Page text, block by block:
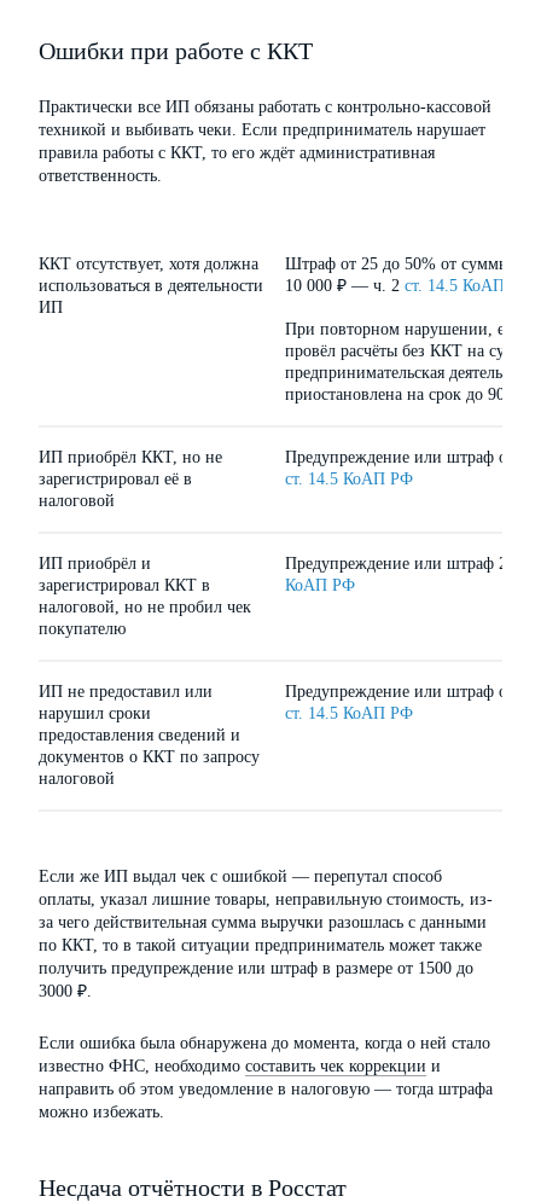
Ошибки при работе с ККТ
Практически все ИП обязаны работать с контрольно-кассовой
техникой и выбивать чеки. Если предприниматель нарушает
правила работы с ККТ, то его ждёт административная
ответственность.
ККТ отсутствует, хотя должна
использоваться в деятельности
ИП
Штраф от 25 до 50% от суммы
10 000 ₽ — ч. 2 ст. 14.5 КоАП РФ
При повторном нарушении, если
провёл расчёты без ККТ на сумму
предпринимательская
приостановлена на срок до 90
ИП приобрёл ККТ, но не
зарегистрировал её в
налоговой
Предупреждение или штраф от
ст. 14.5 КоАП РФ
ИП приобрёл и
зарегистрировал ККТ в
налоговой, но не пробил чек
покупателю
Предупреждение или штраф
КоАП РФ
ИП не предоставил или
нарушил сроки
предоставления сведений и
документов о ККТ по запросу
налоговой
Предупреждение или штраф от
ст. 14.5 КоАП РФ
Если же ИП выдал чек с ошибкой — перепутал способ
оплаты, указал лишние товары, неправильную стоимость, из-
за чего действительная сумма выручки разошлась с данными
по ККТ, то в такой ситуации предприниматель может также
получить предупреждение или штраф в размере от 1500 до
3000 ₽.
Если ошибка была обнаружена до момента, когда о ней стало
известно ФНС, необходимо составить чек коррекции и
направить об этом уведомление в налоговую — тогда штрафа
можно избежать.
Несдача отчётности в Росстат